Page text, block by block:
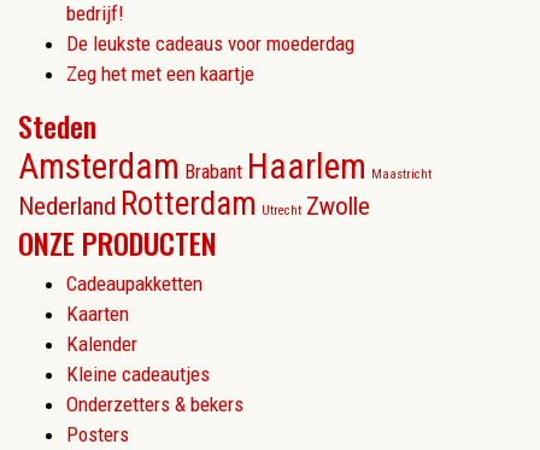
bedrijf!
De leukste cadeaus voor moederdag
Zeg het met een kaartje
Steden
Amsterdam Brabant Haarlem Maastricht
Nederland Rotterdam Utrecht Zwolle
ONZE PRODUCTEN
Cadeaupakketten
Kaarten
Kalender
Kleine cadeautjes
Onderzetters & bekers
Posters